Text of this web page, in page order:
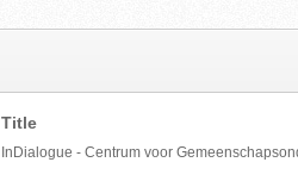
Title
InDialogue - Centrum voor